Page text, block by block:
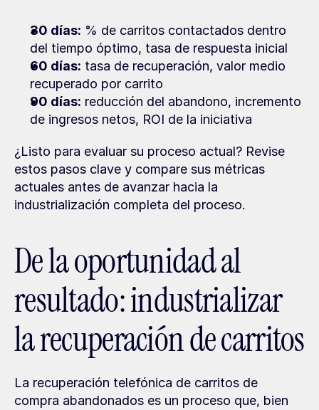
30 días: % de carritos contactados dentro
del tiempo óptimo, tasa de respuesta inicial
60 días: tasa de recuperación, valor medio
recuperado por carrito
90 días: reducción del abandono, incremento
de ingresos netos, ROI de la iniciativa
¿Listo para evaluar su proceso actual? Revise
estos pasos clave y compare sus métricas
actuales antes de avanzar hacia la
industrialización completa del proceso.
De la oportunidad al
resultado: industrializar
la recuperación de carritos
La recuperación telefónica de carritos de
compra abandonados es un proceso que, bien